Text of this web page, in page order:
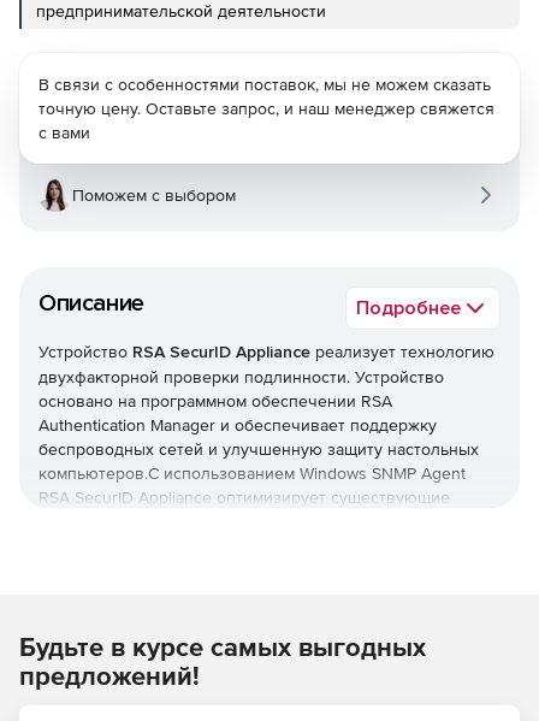
предпринимательской деятельности
Описание Подробнее
Устройство RSA SecurID Appliance реализует технологию
двухфакторной проверки подлинности. Устройство
основано на программном обеспечении RSA
Authentication Manager и обеспечивает поддержку
беспроводных сетей и улучшенную защиту настольных
компьютеров.С использованием Windows SNMP Agent
RSA SecurID Appliance оптимизирует существующие
вариантах и с дополнительными опциями.
RSA SecurID Appliance for Large Enterprises
В связи с особенностями поставок, мы не можем сказать
точную цену. Оставьте запрос, и наш менеджер свяжется
с вами
Поможем с выбором
Будьте в курсе самых выгодных
предложений!